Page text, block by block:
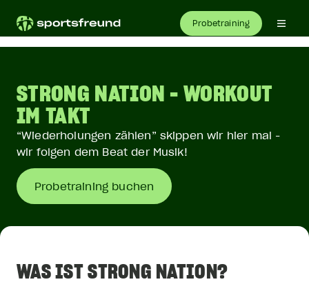
Probetraining
STRONG NATION - WORKOUT
IM TAKT
“Wiederholungen zählen” skippen wir hier mal -
wir folgen dem Beat der Musik!
Probetraining buchen
WAS IST STRONG NATION?